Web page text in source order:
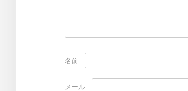
名前
メール